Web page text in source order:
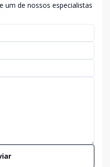
um de nossos especialistas